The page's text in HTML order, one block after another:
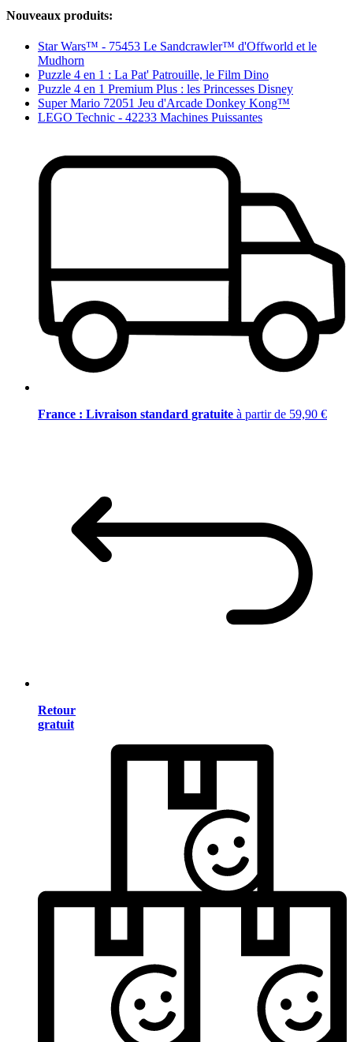
Nouveaux produits:
Star Wars™ - 75453 Le Sandcrawler™ d'Offworld et le
Mudhorn
Puzzle 4 en 1 : La Pat' Patrouille, le Film Dino
Puzzle 4 en 1 Premium Plus : les Princesses Disney
Super Mario 72051 Jeu d'Arcade Donkey Kong™
LEGO Technic - 42233 Machines Puissantes
France : Livraison standard gratuite à partir de 59,90 €
Retour
gratuit